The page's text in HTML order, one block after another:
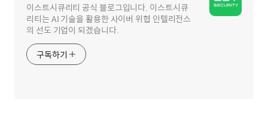
이스트시큐리티 공식 블로그입니다. 이스트시큐
리티는 AI 기술을 활용한 사이버 위협 인텔리전스
의 선도 기업이 되겠습니다.
구독하기